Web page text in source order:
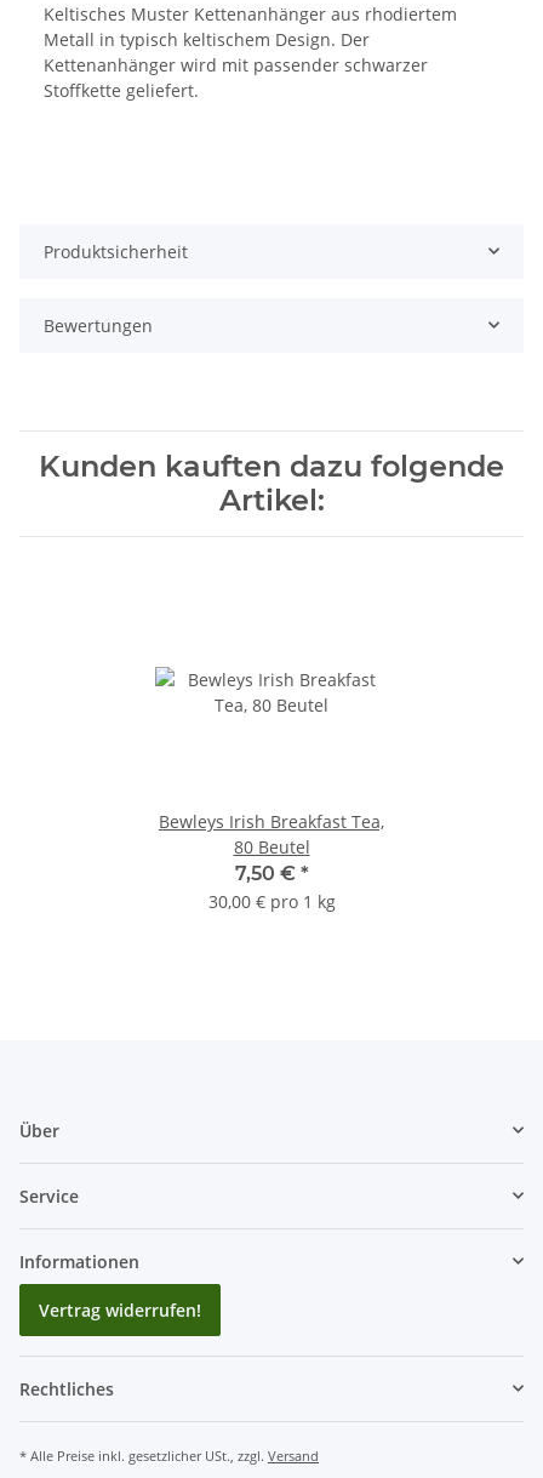
Keltisches Muster Kettenanhänger aus rhodiertem
Metall in typisch keltischem Design. Der
Kettenanhänger wird mit passender schwarzer
Stoffkette geliefert.
Produktsicherheit
Bewertungen
Kunden kauften dazu folgende
Artikel:
Bewleys Irish Breakfast Tea,
80 Beutel
7,50 € *
30,00 € pro 1 kg
Über
Service
Informationen
Vertrag widerrufen!
Rechtliches
* Alle Preise inkl. gesetzlicher USt., zzgl. Versand